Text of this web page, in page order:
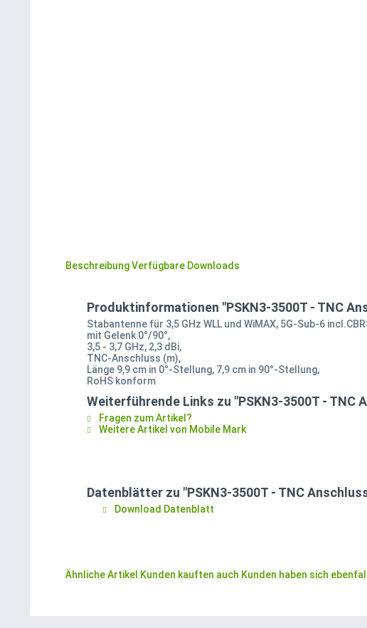
BeschreibungVerfügbare Downloads
Produktinformationen "PSKN3-3500T - TNC
Stabantenne für 3,5 GHz WLL und WiMAX, 5G-Sub-6
mit Gelenk 0°/90°,
3,5 - 3,7 GHz, 2,3 dBi,
TNC-Anschluss (m),
Länge 9,9 cm in 0°-Stellung, 7,9 cm in 90°-Stellung,
RoHS konform
Weiterführende Links zu "PSKN3-3500T - TNC
Fragen zum Artikel?
Weitere Artikel von Mobile Mark
Datenblätter zu "PSKN3-3500T - TNC
Download Datenblatt
Ähnliche Artikel Kunden kauften auch Kunden haben sich